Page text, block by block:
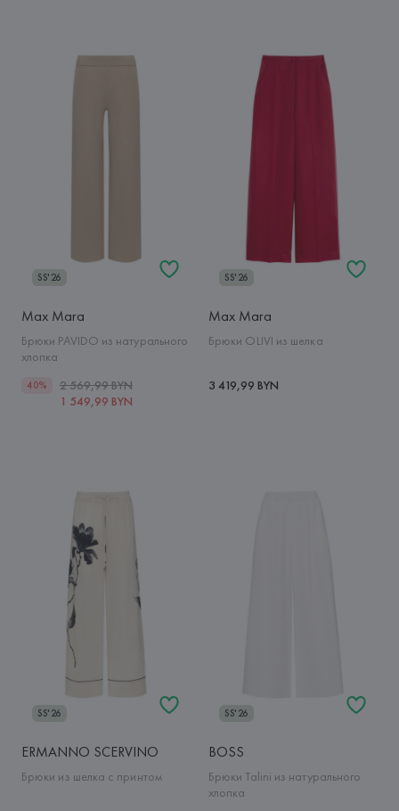
SS'26
Max Mara
Брюки PAVIDO из натурального
хлопка
40%
2 569,99 BYN
1 549,99 BYN
SS'26
Max Mara
Брюки OLIVI из шелка
3 419,99 BYN
SS'26
ERMANNO SCERVINO
Брюки из шелка с принтом
SS'26
BOSS
Брюки Talini из натурального
хлопка